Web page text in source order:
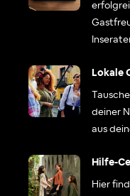
Lokale
deiner
aus
Hilfe-
Hier